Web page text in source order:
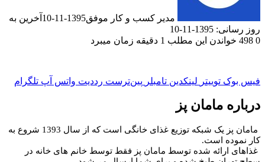
مدیر کسب و کار موفق1395-11-10
آخرین به
11-10
این مطلب 1 دقیقه زمان میبرد
توییتر لینکدین ‫تامبلر ‫پین‌ترست ‫رددیت واتس آپ تلگرام
مامان پز
مامان پز یک شبکه توزیع غذای خانگی است که از سال 1393 شروع به
است.
شده توسط مامان پز فقط توسط خانم های خانه در